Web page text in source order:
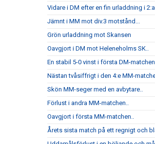
Vidare i DM efter en fin urladdning i
Jämnt i MM mot div.3 motstånd...
Grön urladdning mot Skansen
Oavgjort i DM mot Heleneholms SK..
En stabil 5-0 vinst i första DM-
Nästan tvåsiffrigt i den 4:e MM-
Skön MM-seger med en avbytare..
Förlust i andra MM-matchen..
Oavgjort i första MM-matchen..
Årets sista match på ett regnigt och